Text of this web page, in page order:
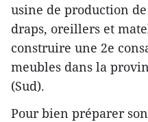
usine de production
draps, oreillers et
construire ​une 2e
meubles dans la
(Sud).
Pour bien préparer